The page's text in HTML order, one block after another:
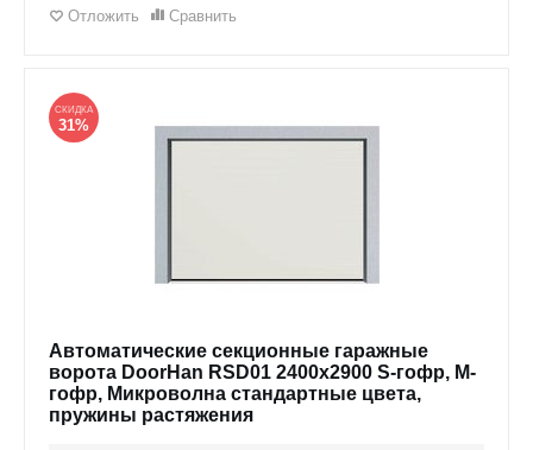
Отложить Сравнить
СКИДКА
31%
Автоматические секционные гаражные
ворота DoorHan RSD01 2400x2900 S-гофр, M-
гофр, Микроволна стандартные цвета,
пружины растяжения